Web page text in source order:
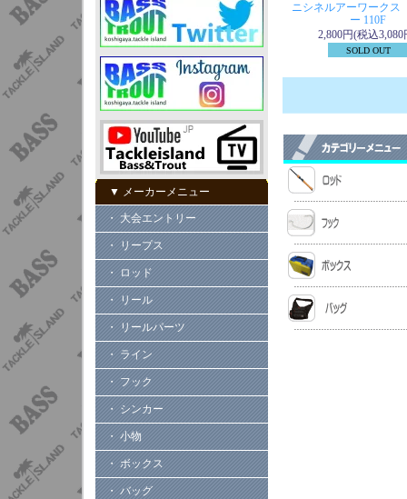
▼ メーカーメニュー
・ 大会エントリー
・ リープス
・ ロッド
・ リール
・ リールパーツ
・ ライン
・ フック
・ シンカー
・ 小物
・ ボックス
・ バッグ
ニシネルアーワーク
ー 110F
2,800円(税込3,080
SOLD OUT